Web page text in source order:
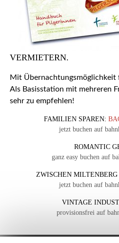
VERMIETERN.
Mit Übernachtungsmöglichkeit
Als Basisstation mit mehreren
sehr zu empfehlen!
FAMILIEN SPAREN:
jetzt buchen auf
ROMANTIC
ganz easy buchen auf
ZWISCHEN
jetzt buchen auf
VINTAGE
provisionsfrei auf